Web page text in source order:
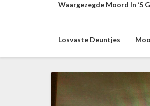
Waargezegde Moord In ‘s
Losvaste Deuntjes